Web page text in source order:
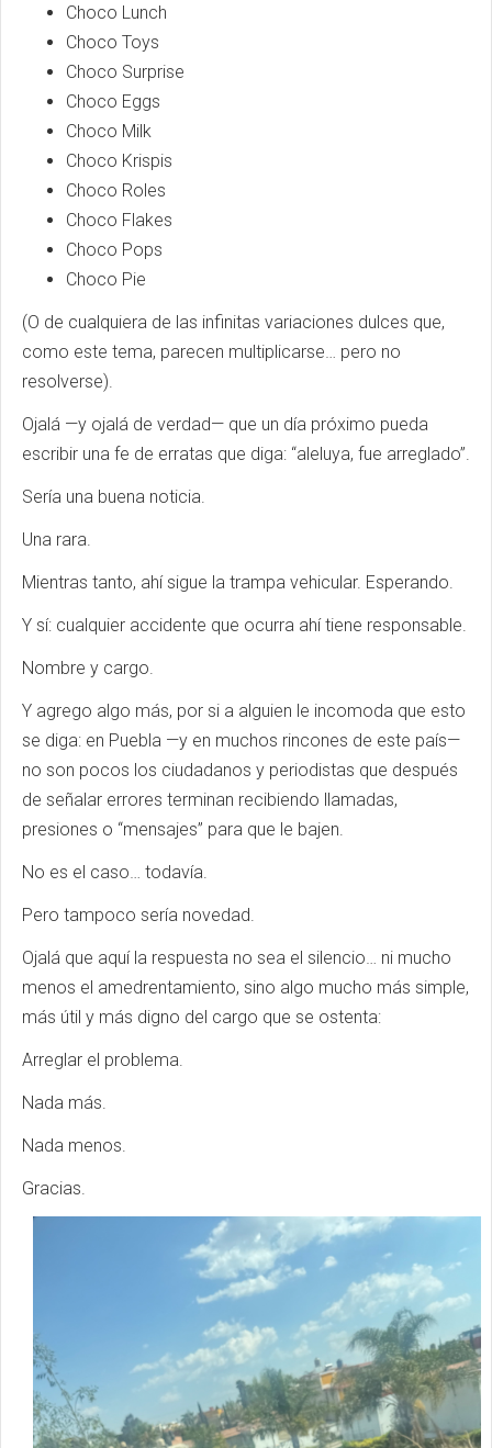
Choco Lunch
Choco Toys
Choco Surprise
Choco Eggs
Choco Milk
Choco Krispis
Choco Roles
Choco Flakes
Choco Pops
Choco Pie
(O de cualquiera de las infinitas variaciones dulces que,
como este tema, parecen multiplicarse… pero no
resolverse).
Ojalá —y ojalá de verdad— que un día próximo pueda
escribir una fe de erratas que diga: “aleluya, fue arreglado”.
Sería una buena noticia.
Una rara.
Mientras tanto, ahí sigue la trampa vehicular. Esperando.
Y sí: cualquier accidente que ocurra ahí tiene responsable.
Nombre y cargo.
Y agrego algo más, por si a alguien le incomoda que esto
se diga: en Puebla —y en muchos rincones de este país—
no son pocos los ciudadanos y periodistas que después
de señalar errores terminan recibiendo llamadas,
presiones o “mensajes” para que le bajen.
No es el caso… todavía.
Pero tampoco sería novedad.
Ojalá que aquí la respuesta no sea el silencio… ni mucho
menos el amedrentamiento, sino algo mucho más simple,
más útil y más digno del cargo que se ostenta:
Arreglar el problema.
Nada más.
Nada menos.
Gracias.